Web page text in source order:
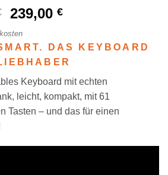
Ursprünglicher
Preis
war:
268,00 €
239,00€
ist:
239,00 €.
DAS KEYBOARD
Keyboard mit echten
leicht, kompakt, mit 61
Tasten – und das für einen